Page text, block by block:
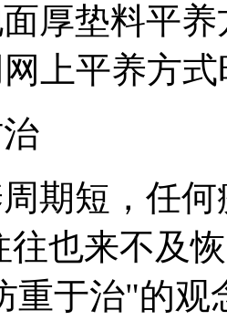
厚垫料平
上平养方
期短，任
往也来不及
重于治"的观